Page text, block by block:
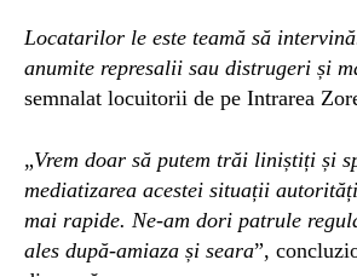
Locatarilor le este teamă să
anumite represalii sau distrugeri și
semnalat locuitorii de pe Intrarea
„Vrem doar să putem trăi liniștiți și
mediatizarea acestei situații
mai rapide. Ne-am dori patrule
ales după-amiaza și seara”,